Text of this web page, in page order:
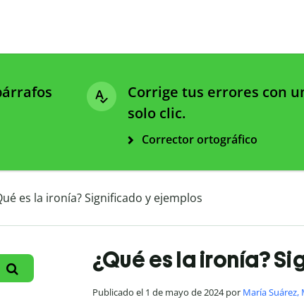
Corrige tus errores con
solo clic.
Corrector ortográfico
es la ironía? Significado y ejemplos
¿Qué es la ironía?
Publicado el 1 de mayo de 2024 por María Suárez,